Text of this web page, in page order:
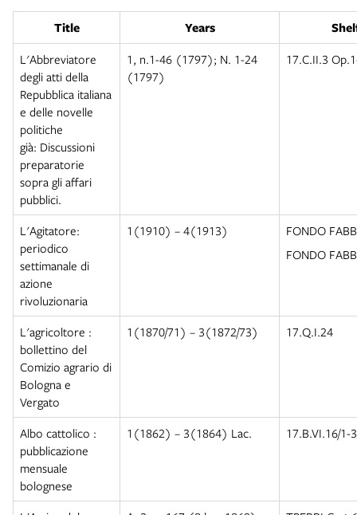
Title Years
L'Abbreviatore
degli atti della
Repubblica italiana
e delle novelle
politiche
già: Discussioni
preparatorie
sopra gli affari
pubblici.
1, n.1-46 (1797); N. 1-24
(1797)
17.C.II.3
L'Agitatore:
periodico
settimanale di
azione
rivoluzionaria
1(1910) – 4(1913)
FONDO
FONDO
L'agricoltore :
bollettino del
Comizio agrario di
Bologna e
Vergato
1(1870/71) – 3(1872/73) 17.Q.I.24
Albo cattolico :
pubblicazione
mensuale
bolognese
1(1862) – 3(1864) Lac. 17.B.VI.16/1-3